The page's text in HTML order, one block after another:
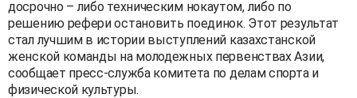
досрочно – либо техническим нокаутом, либо по
решению рефери остановить поединок. Этот результат
стал лучшим в истории выступлений казахстанской
женской команды на молодежных первенствах Азии,
сообщает пресс-служба комитета по делам спорта и
физической культуры.